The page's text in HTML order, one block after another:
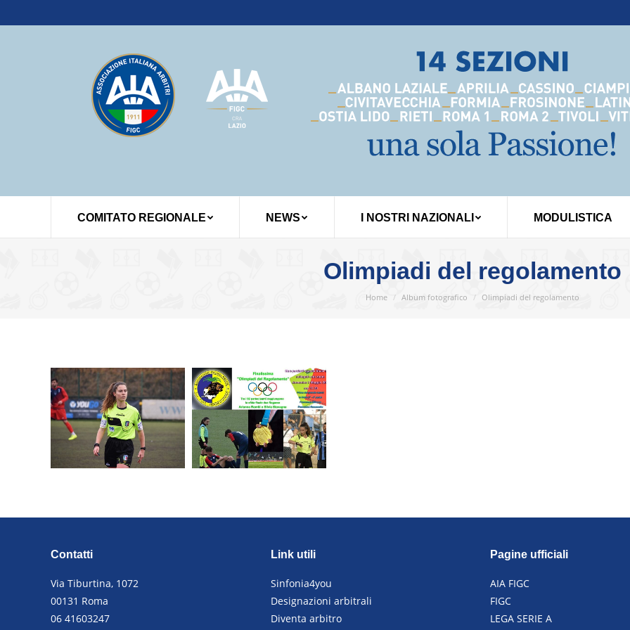
COMITATO REGIONALE NEWS I NOSTRI NAZIONALI MODULISTICA
Olimpiadi del regolamento
You are here:
Home Album fotografico Olimpiadi del regolamento
Contatti
Via Tiburtina, 1072
00131 Roma
06 41603247
Link utili
Sinfonia4you
Designazioni arbitrali
Diventa arbitro
Pagine ufficiali
AIA FIGC
FIGC
LEGA SERIE A